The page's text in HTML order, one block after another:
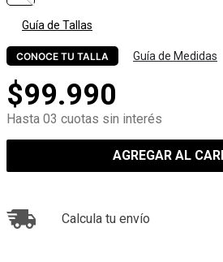
Guía de Tallas
CONOCE TU TALLA Guía de Medidas
$99.990
Hasta 03 cuotas sin interés
AGREGAR AL
Calcula tu envío